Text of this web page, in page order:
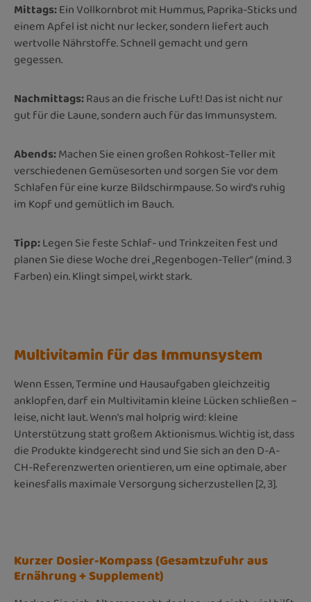
Mittags:Ein Vollkornbrot mit Hummus, Paprika-Sticks und
einem Apfel ist nicht nur lecker, sondern liefert auch
wertvolle Nährstoffe. Schnell gemacht und gern
gegessen.
Nachmittags:Raus an die frische Luft! Das ist nicht nur
gut für die Laune, sondern auch für das Immunsystem.
Abends:Machen Sie einen großen Rohkost-Teller mit
verschiedenen Gemüsesorten und sorgen Sie vor dem
Schlafen für eine kurze Bildschirmpause. So wird’s ruhig
im Kopf und gemütlich im Bauch.
Tipp:Legen Sie feste Schlaf- und Trinkzeiten fest und
planen Sie diese Woche drei „Regenbogen-Teller“ (mind. 3
Farben) ein. Klingt simpel, wirkt stark.
Multivitamin für das Immunsystem
Wenn Essen, Termine und Hausaufgaben gleichzeitig
anklopfen, darf ein Multivitamin kleine Lücken schließen –
leise, nicht laut. Wenn’s mal holprig wird: kleine
Unterstützung statt großem Aktionismus. Wichtig ist, dass
die Produkte kindgerecht sind und Sie sich an den D-A-
CH-Referenzwerten orientieren, um eine optimale, aber
keinesfalls maximale Versorgung sicherzustellen [2, 3].
Kurzer Dosier-Kompass (Gesamtzufuhr aus
Ernährung + Supplement)